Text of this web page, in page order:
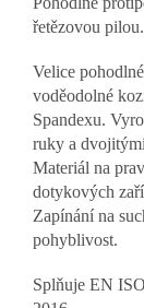
řetězovou pilou.
Velice
voděodolné
Spandexu.
ruky a
Materiál na
dotykových
Zapínání na
pohyblivost.
Splňuje EN